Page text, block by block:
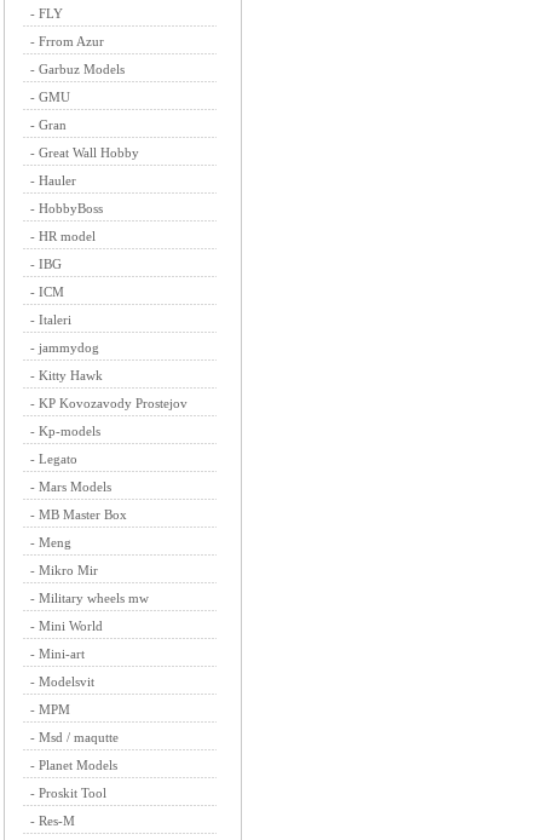
- FLY
- Frrom Azur
- Garbuz Models
- GMU
- Gran
- Great Wall Hobby
- Hauler
- HobbyBoss
- HR model
- IBG
- ICM
- Italeri
- jammydog
- Kitty Hawk
- KP Kovozavody Prostejov
- Kp-models
- Legato
- Mars Models
- MB Master Box
- Meng
- Mikro Mir
- Military wheels mw
- Mini World
- Mini-art
- Modelsvit
- MPM
- Msd / maqutte
- Planet Models
- Proskit Tool
- Res-M